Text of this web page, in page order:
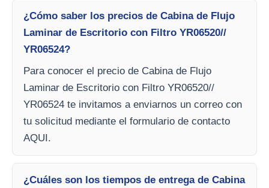
¿Cómo saber los precios de Cabina de Flujo
Laminar de Escritorio con Filtro YR06520//
YR06524?
Para conocer el precio de Cabina de Flujo
Laminar de Escritorio con Filtro YR06520//
YR06524 te invitamos a enviarnos un correo con
tu solicitud mediante el formulario de contacto
AQUI.
¿Cuáles son los tiempos de entrega de Cabina